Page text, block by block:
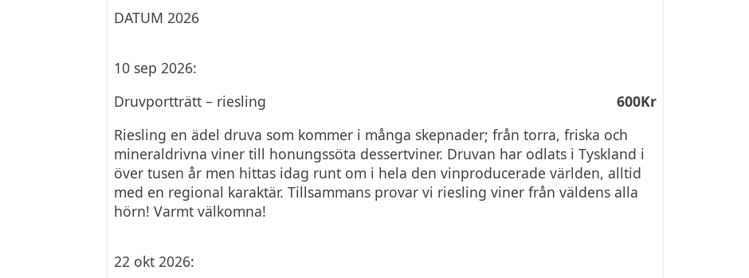
DATUM 2026
10 sep 2026:
Druvportträtt – riesling
600Kr
Riesling en ädel druva som kommer i många skepnader; från torra, friska och
mineraldrivna viner till honungssöta dessertviner. Druvan har odlats i Tyskland i
över tusen år men hittas idag runt om i hela den vinproducerade världen, alltid
med en regional karaktär. Tillsammans provar vi riesling viner från väldens alla
hörn! Varmt välkomna!
22 okt 2026: